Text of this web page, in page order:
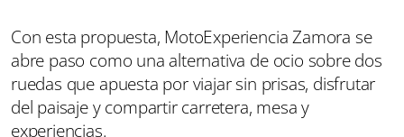
Con esta propuesta, MotoExperiencia Zamora se
abre paso como una alternativa de ocio sobre dos
ruedas que apuesta por viajar sin prisas, disfrutar
del paisaje y compartir carretera, mesa y
experiencias.